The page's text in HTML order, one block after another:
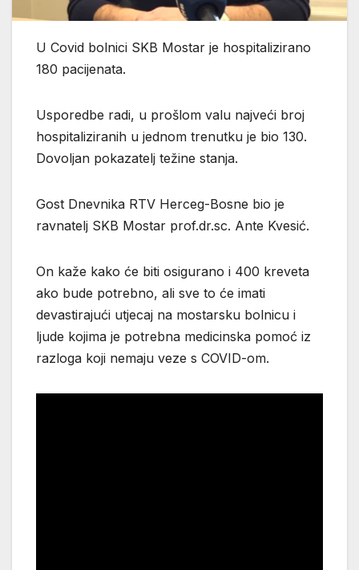
U Covid bolnici SKB Mostar je hospitalizirano
180 pacijenata.
Usporedbe radi, u prošlom valu najveći broj
hospitaliziranih u jednom trenutku je bio 130.
Dovoljan pokazatelj težine stanja.
Gost Dnevnika RTV Herceg-Bosne bio je
ravnatelj SKB Mostar prof.dr.sc. Ante Kvesić.
On kaže kako će biti osigurano i 400 kreveta
ako bude potrebno, ali sve to će imati
devastirajući utjecaj na mostarsku bolnicu i
ljude kojima je potrebna medicinska pomoć iz
razloga koji nemaju veze s COVID-om.